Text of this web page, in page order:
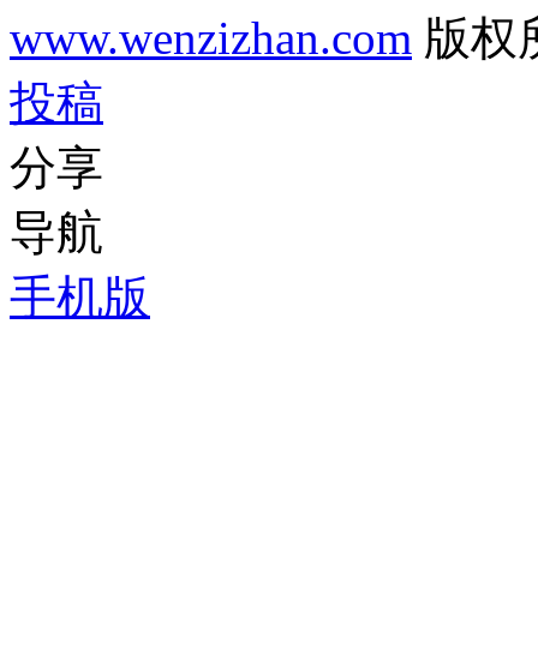
www.wenzizhan.com 版权
投稿
分享
导航
手机版